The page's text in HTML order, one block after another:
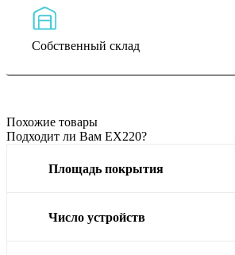
Собственный склад
Похожие товары
Подходит ли Вам EX220?
Площадь покрытия
Число устройств